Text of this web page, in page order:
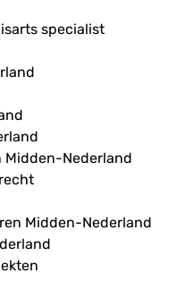
specialist
Midden-Nederland
Midden-Nederland